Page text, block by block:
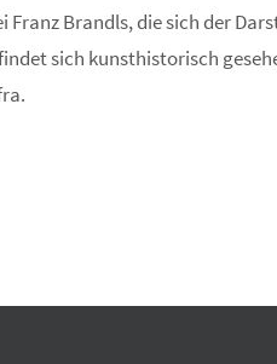
Franz Brandls, die sich der
sich kunsthistorisch